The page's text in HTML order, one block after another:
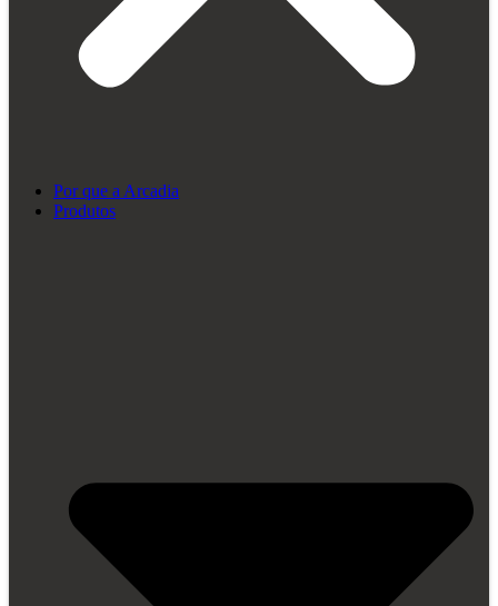
Por que a Arcadia
Produtos